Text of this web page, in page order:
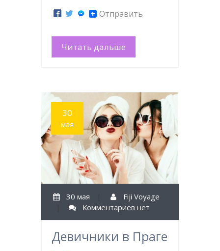
Отправить
Читать дальше
30
мая
30 мая
Fiji Voyage
Комментариев нет
Девичники в Праге